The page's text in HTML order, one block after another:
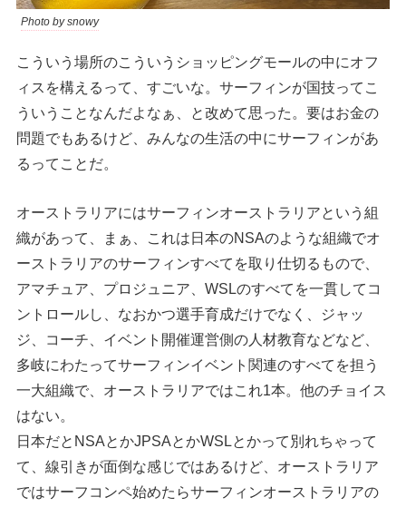
Photo by snowy
こういう場所のこういうショッピングモールの中にオフ
ィスを構えるって、すごいな。サーフィンが国技ってこ
ういうことなんだよなぁ、と改めて思った。要はお金の
問題でもあるけど、みんなの生活の中にサーフィンがあ
るってことだ。
オーストラリアにはサーフィンオーストラリアという組
織があって、まぁ、これは日本のNSAのような組織でオ
ーストラリアのサーフィンすべてを取り仕切るもので、
アマチュア、プロジュニア、WSLのすべてを一貫してコ
ントロールし、なおかつ選手育成だけでなく、ジャッ
ジ、コーチ、イベント開催運営側の人材教育などなど、
多岐にわたってサーフィンイベント関連のすべてを担う
一大組織で、オーストラリアではこれ1本。他のチョイス
はない。
日本だとNSAとかJPSAとかWSLとかって別れちゃって
て、線引きが面倒な感じではあるけど、オーストラリア
ではサーフコンペ始めたらサーフィンオーストラリアの